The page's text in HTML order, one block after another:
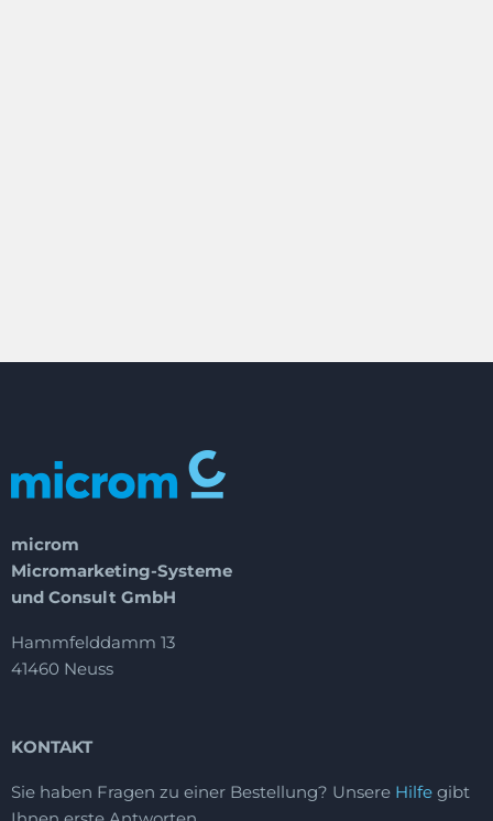
microm
Micromarketing-Systeme
und Consult GmbH
Hammfelddamm 13
41460 Neuss
KONTAKT
Sie haben Fragen zu einer Bestellung? Unsere Hilfe gibt